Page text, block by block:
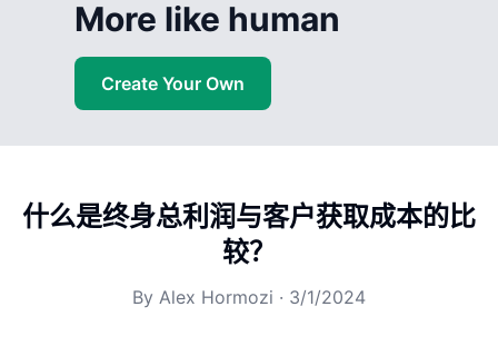
More like human
Create Your Own
什么是终身总利润与客户获取成本的比
较？
By Alex Hormozi · 3/1/2024